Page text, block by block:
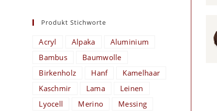
Produkt Stichworte
Acryl Alpaka
Aluminium
Bambus
Baumwolle
Birkenholz
Hanf
Kamelhaar
Kaschmir
Lama
Leinen
Lyocell
Merino
Messing